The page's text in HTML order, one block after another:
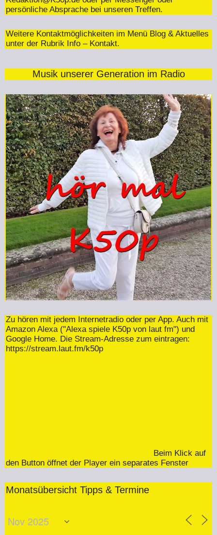
persönliche Absprache bei unseren Treffen.
Weitere Kontaktmöglichkeiten im Menü Blog & Aktuelles
unter der Rubrik Info – Kontakt.
Musik unserer Generation im Radio
Zu hören mit jedem Internetradio oder per App. Auch mit
Amazon Alexa ("Alexa spiele K50p von laut fm") und
Google Home. Die Stream-Adresse zum eintragen:
https://stream.laut.fm/k50p
Beim Klick auf
den Button öffnet der Player ein separates Fenster
Monatsübersicht Tipps & Termine